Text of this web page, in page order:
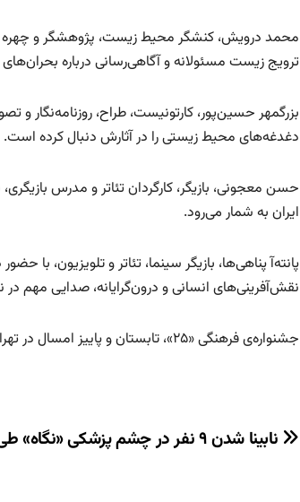
محمد درویش، کنشگر محیط زیست، پژوهشگر و
ترویج زیست مسئولانه و آگاهی‌رسانی درباره
بزرگمهر حسین‌پور، کارتونیست، طراح، روزنامه‌نگار
دغدغه‌های محیط زیستی را در آثارش دنبال کرده است.
حسن معجونی، بازیگر، کارگردان تئاتر و مدرس
ایران به شمار می‌رود.
پانته‌آ پناهی‌ها، بازیگر سینما، تئاتر و تلویزیون،
نقش‌آفرینی‌های انسانی و درون‌گرایانه، صدایی مهم
جشنواره‌ی فرهنگی «۲۵»، تابستان و پاییز امسال در تهران برگزار خواهد شد.
راهبری
نابینا شدن ۹ نفر در چشم پزشکی «نگاه» طی یک روز